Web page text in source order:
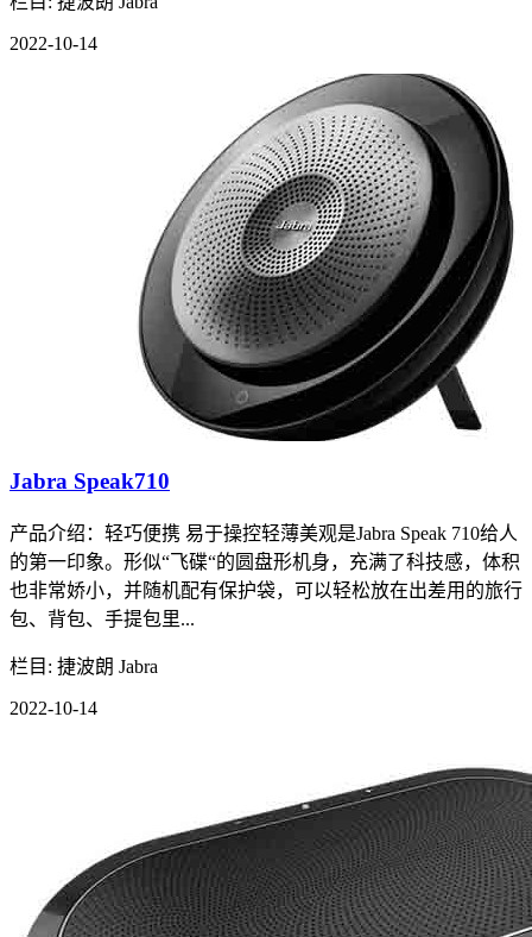
2022-10-14
Jabra Speak710
产品介绍：轻巧便携 易于操控轻薄美观是Jabra Speak 710给人
的第一印象。形似“飞碟“的圆盘形机身，充满了科技感，体积
也非常娇小，并随机配有保护袋，可以轻松放在出差用的旅行
包、背包、手提包里...
栏目: 捷波朗 Jabra
2022-10-14